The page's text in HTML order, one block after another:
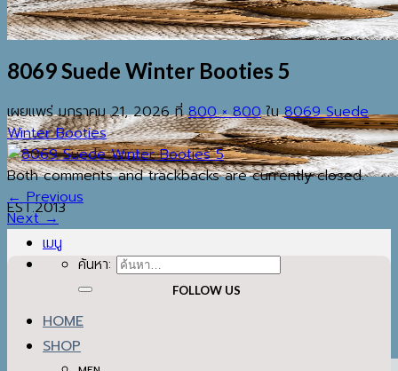
EST.2013
เมนู
ค้นหา:
HOME
SHOP
8069 Suede Winter Booties 5
เผยแพร่มกราคม 21, 2026ที่800 × 800ใน8069 Suede
Winter Booties
Both comments and trackbacks are currently closed.
←Previous
Next→
FOLLOW US